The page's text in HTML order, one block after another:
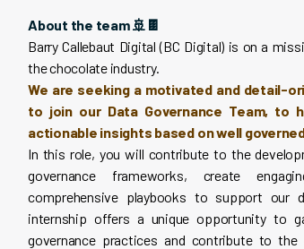
About the team 🚢🍫
Barry Callebaut Digital (BC Digital) is on a
the chocolate industry.
We are seeking a motivated and detail-
to join our Data Governance Team, to
actionable insights based on well
In this role, you will contribute to the
governance frameworks, create
comprehensive playbooks to support our
internship offers a unique opportunity to
governance practices and contribute to the